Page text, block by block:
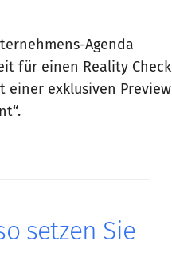
Agenda
für einen Reality Check
einer exklusiven Preview
setzen Sie